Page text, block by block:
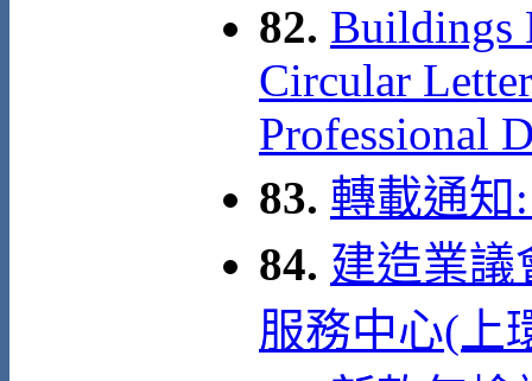
82. Buildings
Circular
Professional
83. 轉載通知
84. 建造業議
服務中心(上